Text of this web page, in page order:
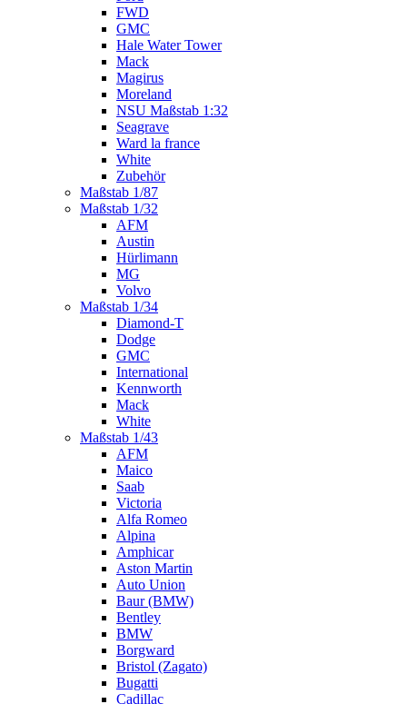
FWD
GMC
Hale Water Tower
Mack
Magirus
Moreland
NSU Maßstab 1:32
Seagrave
Ward la france
White
Zubehör
Maßstab 1/87
Maßstab 1/32
AFM
Austin
Hürlimann
MG
Volvo
Maßstab 1/34
Diamond-T
Dodge
GMC
International
Kennworth
Mack
White
Maßstab 1/43
AFM
Maico
Saab
Victoria
Alfa Romeo
Alpina
Amphicar
Aston Martin
Auto Union
Baur (BMW)
Bentley
BMW
Borgward
Bristol (Zagato)
Bugatti
Cadillac